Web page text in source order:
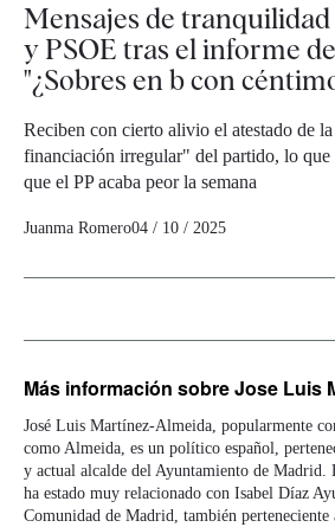
Mensajes de
y PSOE tras el informe
"¿Sobres en b con
Reciben con cierto alivio el atestado de
financiación irregular" del partido, lo que
que el PP acaba peor la semana
Juanma Romero04 / 10 / 2025
Más información sobre Jose Luis
José Luis Martínez-Almeida, popularmente
como Almeida, es un político español,
y actual alcalde del Ayuntamiento de Madrid.
ha estado muy relacionado con Isabel Díaz
Comunidad de Madrid, también perteneciente